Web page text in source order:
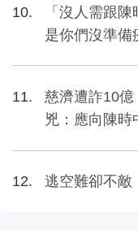
「沒人需跟
是你們沒準備
慈濟遭詐10
兇：應向陳時
逃空難卻不